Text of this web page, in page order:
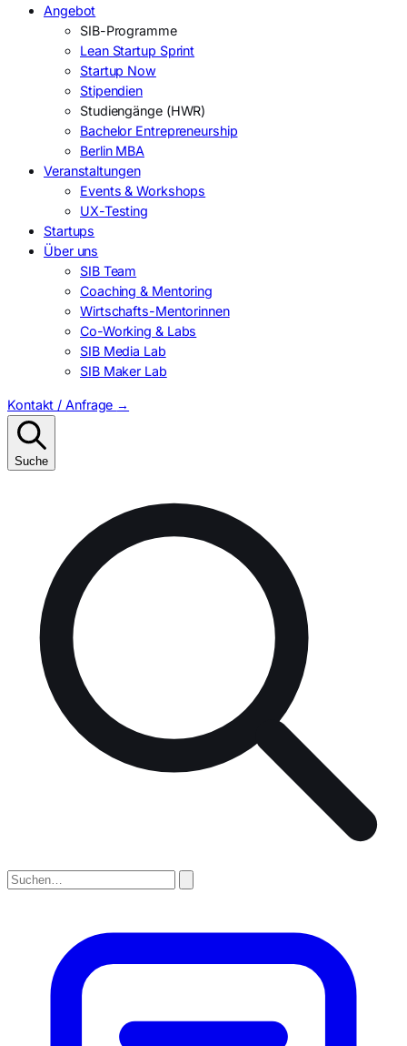
Angebot
SIB-Programme
Lean Startup Sprint
Startup Now
Stipendien
Studiengänge (HWR)
Bachelor Entrepreneurship
Berlin MBA
Veranstaltungen
Events & Workshops
UX-Testing
Startups
Über uns
SIB Team
Coaching & Mentoring
Wirtschafts-Mentorinnen
Co-Working & Labs
SIB Media Lab
SIB Maker Lab
Kontakt / Anfrage →
Suche